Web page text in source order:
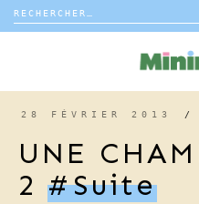
Rechercher :
VIE DE FAMILLE
DÉCO
28 FÉVRIER 2013 /
UNE
2#suite